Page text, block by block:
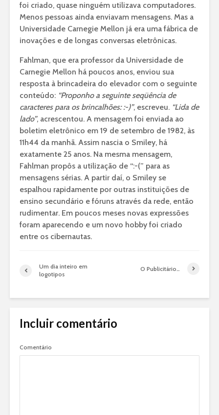
foi criado, quase ninguém utilizava computadores.
Menos pessoas ainda enviavam mensagens. Mas a
Universidade Carnegie Mellon já era uma fábrica de
inovações e de longas conversas eletrônicas.
Fahlman, que era professor da Universidade de
Carnegie Mellon há poucos anos, enviou sua
resposta à brincadeira do elevador com o seguinte
conteúdo: “Proponho a seguinte seqüência de
caracteres para os brincalhões: :-)”, escreveu. “Lida de
lado”, acrescentou. A mensagem foi enviada ao
boletim eletrônico em 19 de setembro de 1982, às
11h44 da manhã. Assim nascia o Smiley, há
exatamente 25 anos. Na mesma mensagem,
Fahlman propôs a utilização de “:-(” para as
mensagens sérias. A partir daí, o Smiley se
espalhou rapidamente por outras instituições de
ensino secundário e fóruns através da rede, então
rudimentar. Em poucos meses novas expressões
foram aparecendo e um novo hobby foi criado
entre os cibernautas.
Um dia inteiro em
logotipos
O Publicitário…
Incluir comentário
Comentário